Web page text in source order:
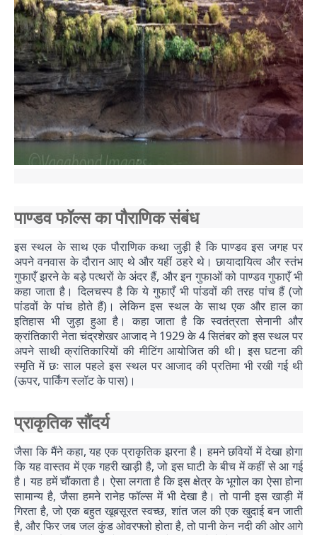
पाण्डव फॉल्स का पौराणिक संबंध
इस स्थल के साथ एक पौराणिक कथा जुड़ी है कि पाण्डव इस जगह पर
अपने वनवास के दौरान आए थे और यहीं ठहरे थे। छायादायित्व और स्तंभ
गुफाएँ झरने के बड़े पत्थरों के अंदर हैं, और इन गुफाओं को पाण्डव गुफाएँ भी
कहा जाता है। दिलचस्प है कि ये गुफाएँ भी पांडवों की तरह पांच हैं (जो
पांडवों के पांच होते हैं)। लेकिन इस स्थल के साथ एक और हाल का
इतिहास भी जुड़ा हुआ है। कहा जाता है कि स्वतंत्रता सेनानी और
क्रांतिकारी नेता चंद्रशेखर आजाद ने 1929 के 4 सितंबर को इस स्थल पर
अपने साथी क्रांतिकारियों की मीटिंग आयोजित की थी। इस घटना की
स्मृति में छः साल पहले इस स्थल पर आजाद की प्रतिमा भी रखी गई थी
(ऊपर, पार्किंग स्लॉट के पास)।
प्राकृतिक सौंदर्य
जैसा कि मैंने कहा, यह एक प्राकृतिक झरना है। हमने छवियों में देखा होगा
कि यह वास्तव में एक गहरी खाड़ी है, जो इस घाटी के बीच में कहीं से आ गई
है। यह हमें चौंकाता है। ऐसा लगता है कि इस क्षेत्र के भूगोल का ऐसा होना
सामान्य है, जैसा हमने रानेह फॉल्स में भी देखा है। तो पानी इस खाड़ी में
गिरता है, जो एक बहुत खूबसूरत स्वच्छ, शांत जल की एक खुदाई बन जाती
है, और फिर जब जल कुंड ओवरफ्लो होता है, तो पानी केन नदी की ओर आगे